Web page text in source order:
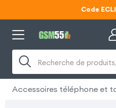
Code
Recherche de
Accessoires téléphone et